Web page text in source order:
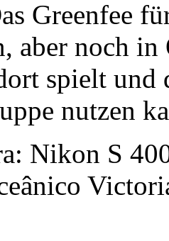
Greenfee
aber noch
spielt und
nutzen
Nikon S